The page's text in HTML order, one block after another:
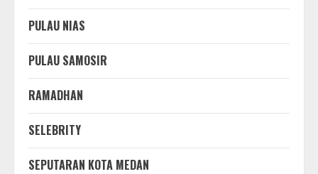
PULAU NIAS
PULAU SAMOSIR
RAMADHAN
SELEBRITY
SEPUTARAN KOTA MEDAN